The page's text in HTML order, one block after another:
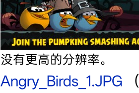
没有更高的分辨率。
Angry_Birds_1.JPG‎